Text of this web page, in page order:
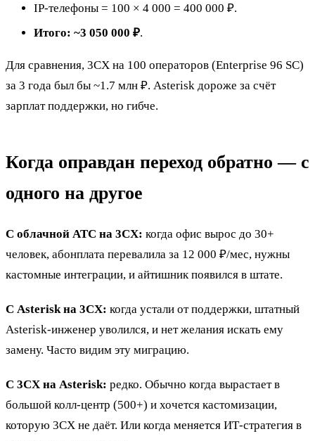
IP-телефоны = 100 × 4 000 = 400 000 ₽.
Итого: ~3 050 000 ₽.
Для сравнения, 3CX на 100 операторов (Enterprise 96 SC)
за 3 года был бы ~1.7 млн ₽. Asterisk дороже за счёт
зарплат поддержки, но гибче.
Когда оправдан переход обратно — с
одного на другое
С облачной АТС на 3CX: когда офис вырос до 30+
человек, абонплата перевалила за 12 000 ₽/мес, нужны
кастомные интеграции, и айтишник появился в штате.
С Asterisk на 3CX: когда устали от поддержки, штатный
Asterisk-инженер уволился, и нет желания искать ему
замену. Часто видим эту миграцию.
С 3CX на Asterisk: редко. Обычно когда вырастает в
большой колл-центр (500+) и хочется кастомизации,
которую 3CX не даёт. Или когда меняется ИТ-стратегия в